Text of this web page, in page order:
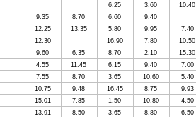
6.25 3.60
10.40
9.35 8.70 6.60
9.40
12.25 13.35 5.80 9.95
7.40
12.30 16.90 7.80
10.50
9.60 6.35 8.70 2.10
15.30
4.55 11.45 6.15 9.40
7.00
7.55 8.70 3.65 10.60
5.40
10.75 9.48 16.45 8.75
9.93
15.01 7.85 1.50 10.80
4.50
13.91 8.50 3.65 8.80
6.50